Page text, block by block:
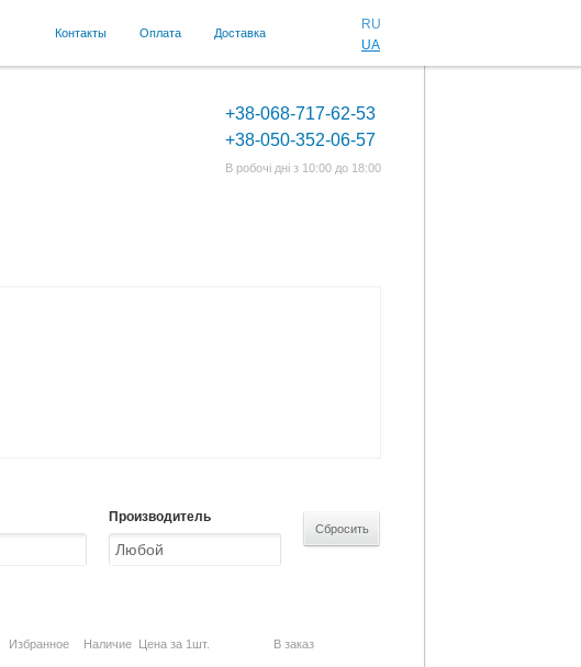
Контакты Оплата Доставка
RU
UA
+38-068-717-62-53
+38-050-352-06-57
В робочі дні з 10:00 до 18:00
Производитель
Избранное Наличие Цена за 1шт. В заказ